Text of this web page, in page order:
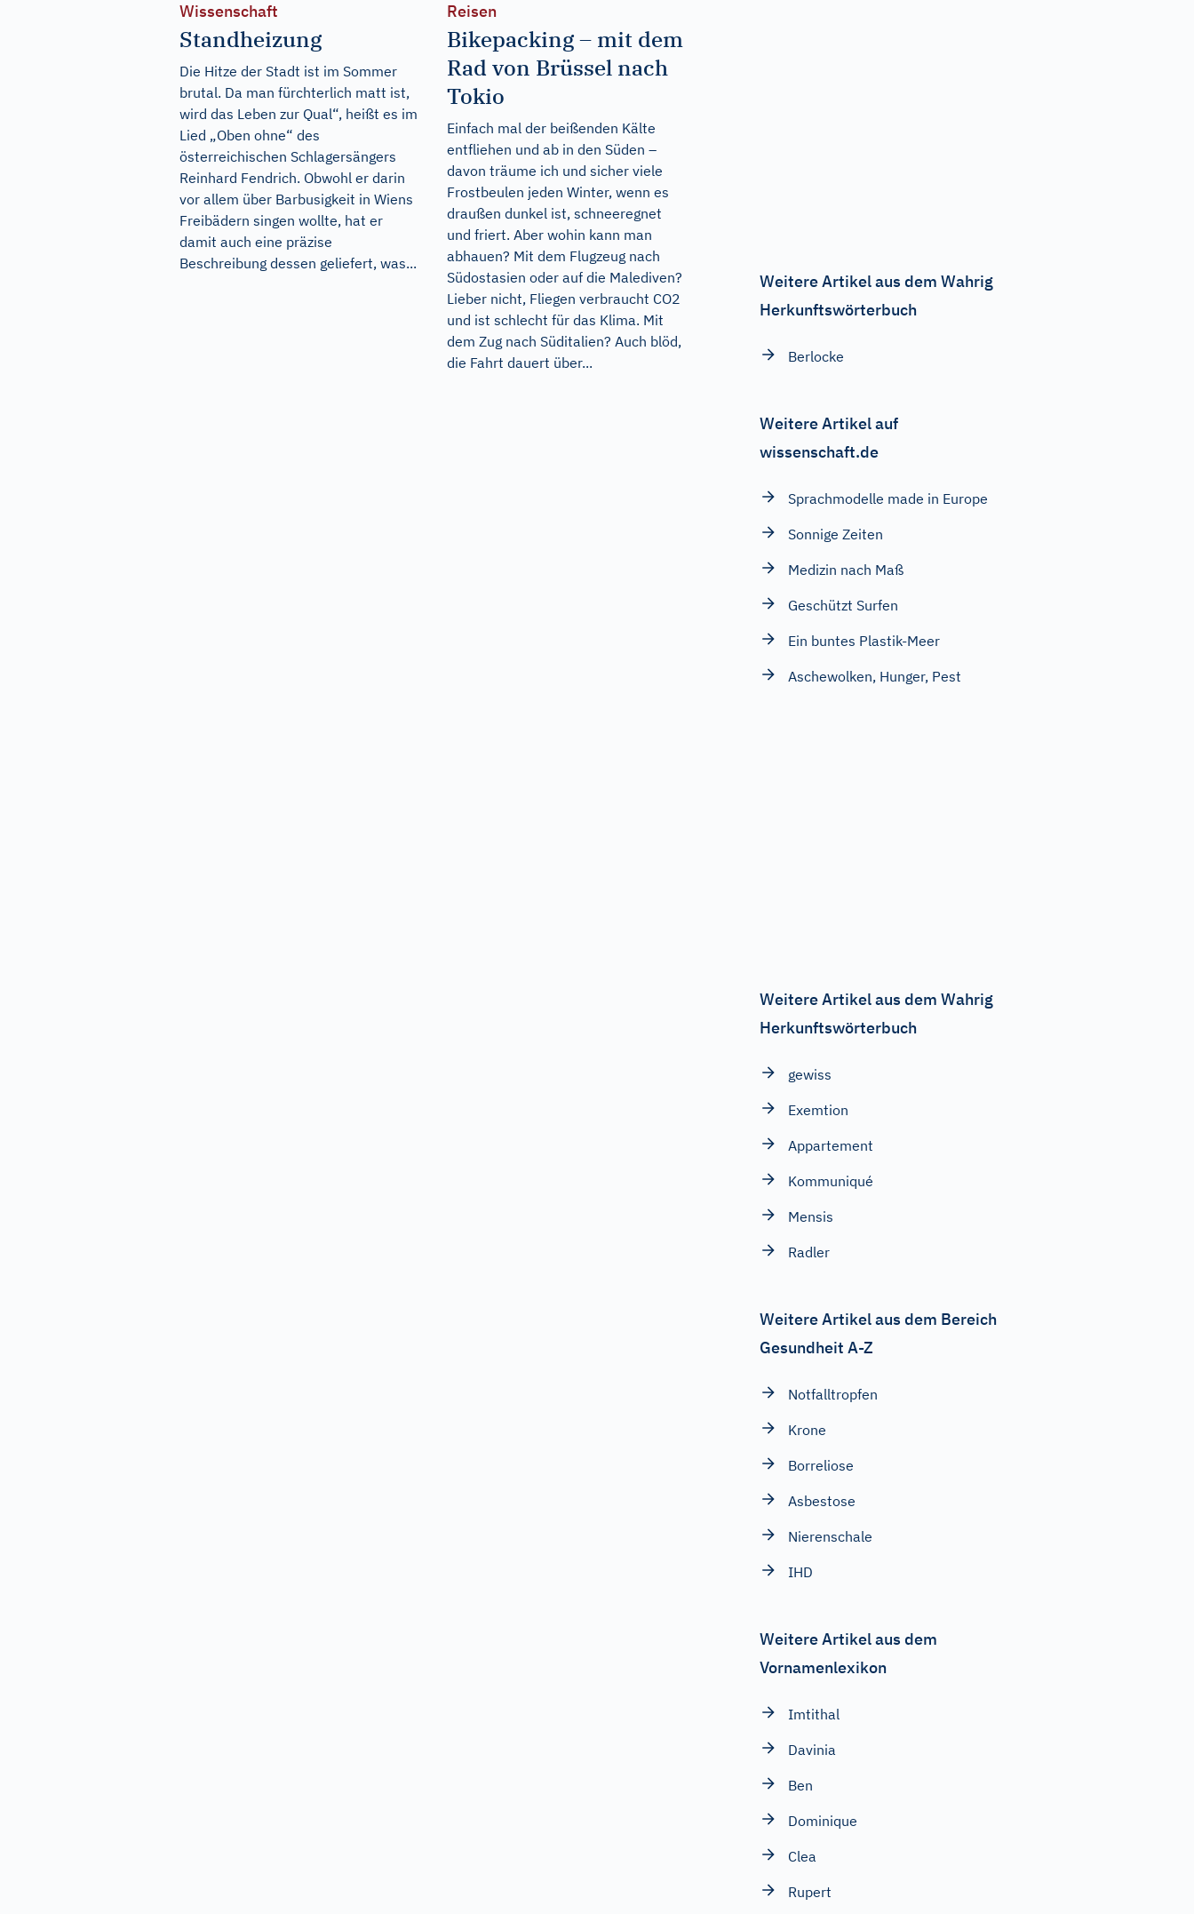
Wissenschaft
Standheizung
Die Hitze der Stadt ist im Sommer
brutal. Da man fürchterlich matt ist,
wird das Leben zur Qual“, heißt es im
Lied „Oben ohne“ des
österreichischen Schlagersängers
Reinhard Fendrich. Obwohl er darin
vor allem über Barbusigkeit in Wiens
Freibädern singen wollte, hat er
damit auch eine präzise
Beschreibung dessen geliefert, was...
Reisen
Bikepacking – mit dem
Rad von Brüssel nach
Tokio
Einfach mal der beißenden Kälte
entfliehen und ab in den Süden –
davon träume ich und sicher viele
Frostbeulen jeden Winter, wenn es
draußen dunkel ist, schneeregnet
und friert. Aber wohin kann man
abhauen? Mit dem Flugzeug nach
Südostasien oder auf die Malediven?
Lieber nicht, Fliegen verbraucht CO2
und ist schlecht für das Klima. Mit
dem Zug nach Süditalien? Auch blöd,
die Fahrt dauert über...
Weitere Artikel aus dem Wahrig
Herkunftswörterbuch
Berlocke
Weitere Artikel auf
wissenschaft.de
Sprachmodelle made in Europe
Sonnige Zeiten
Medizin nach Maß
Geschützt Surfen
Ein buntes Plastik-Meer
Aschewolken, Hunger, Pest
Weitere Artikel aus dem Wahrig
Herkunftswörterbuch
gewiss
Exemtion
Appartement
Kommuniqué
Mensis
Radler
Weitere Artikel aus dem Bereich
Gesundheit A-Z
Notfalltropfen
Krone
Borreliose
Asbestose
Nierenschale
IHD
Weitere Artikel aus dem
Vornamenlexikon
Imtithal
Davinia
Ben
Dominique
Clea
Rupert